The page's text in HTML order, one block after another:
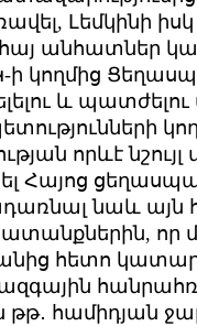
Լեմկինի
անհատներ
կողմից
և պատժելու
որևէ նշույլ
Հայոց
նաև
որ
հետո
թթ․ համիդյան